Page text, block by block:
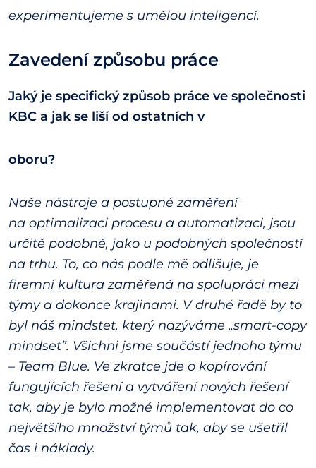
experimentujeme s umělou inteligencí.
Zavedení způsobu práce
Jaký je specifický způsob práce ve společnosti
KBC a jak se liší od ostatních v
oboru?
Naše nástroje a postupné zaměření
na optimalizaci procesu a automatizaci, jsou
určitě podobné, jako u podobných společností
na trhu. To, co nás podle mě odlišuje, je
firemní kultura zaměřená na spolupráci mezi
týmy a dokonce krajinami. V druhé řadě by to
byl náš mindstet, který nazýváme „smart-copy
mindset”. Všichni jsme součástí jednoho týmu
– Team Blue. Ve zkratce jde o kopírování
fungujících řešení a vytváření nových řešení
tak, aby je bylo možné implementovat do co
největšího množství týmů tak, aby se ušetřil
čas i náklady.